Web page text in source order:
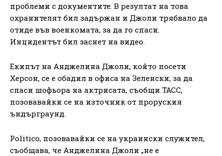
проблеми с документите. В резултат на това
охранителят бил задържан и Джоли трябвало да
отиде във военкомата, за да го спаси.
Инцидентът бил заснет на видео.
Екипът на Анджелина Джоли, който посети
Херсон, се е обадил в офиса на Зеленски, за да
спаси шофьора на актрисата, съобщи ТАСС,
позовавайки се на източник от проруския
ъндърграунд.
Politico, позовавайки се на украински служител,
съобщава, че Анджелина Джоли „не е